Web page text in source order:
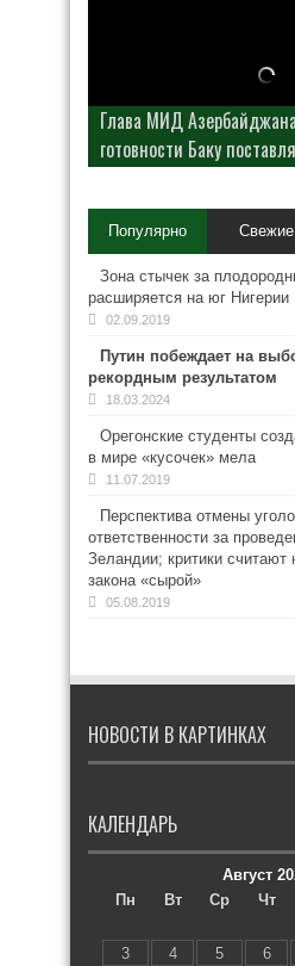
Глава МИД
готовности Баку
Популярно Свежие
Зона стычек за
расширяется на юг Нигерии
02.09.2019
Путин побеждает на
рекордным результатом
18.03.2024
Орегонские студенты
в мире «кусочек» мела
11.07.2019
Перспектива отмены
ответственности за
Зеландии; критики
закона «сырой»
05.08.2019
НОВОСТИ В КАРТИНКАХ
КАЛЕНДАРЬ
Август
Пн
Вт Ср Чт
3
4 5 6